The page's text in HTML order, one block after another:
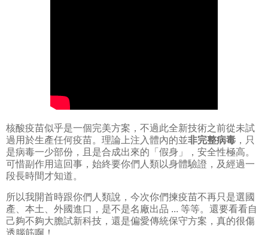
核酸疫苗似乎是一個完美方案，不過此全新技術之前從未試
過用於生產任何疫苗。理論上注入體內的並非完整病毒 ，只
是病毒一少部份，且是合成出來的「假身」，安全性極高。
可惜副作用這回事，始終要你們人類以身體驗證，及經過一
段長時間才知道。
所以我開首時跟你們人類說，今次你們揀疫苗不再只是選國
產、本土、外國進口，是不是名廠出品 ... 等等。還要看看自
己夠不夠大膽試新科技，還是偏愛傳統保守方案，真的很傷